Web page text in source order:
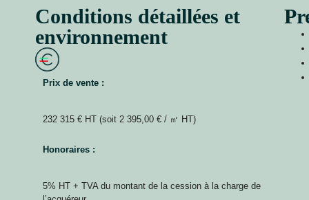
Conditions détaillées et
environnement
Prix de vente :
232 315 € HT (soit 2 395,00 € / ㎡ HT)
Honoraires :
5% HT + TVA du montant de la cession à la charge de